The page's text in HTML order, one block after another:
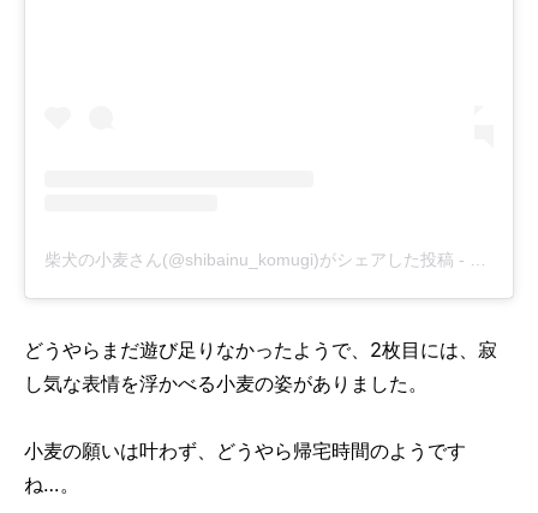
柴犬の小麦さん(@shibainu_komugi)がシェアした投稿 - 2020年
どうやらまだ遊び足りなかったようで、2枚目には、寂
し気な表情を浮かべる小麦の姿がありました。
小麦の願いは叶わず、どうやら帰宅時間のようです
ね…。